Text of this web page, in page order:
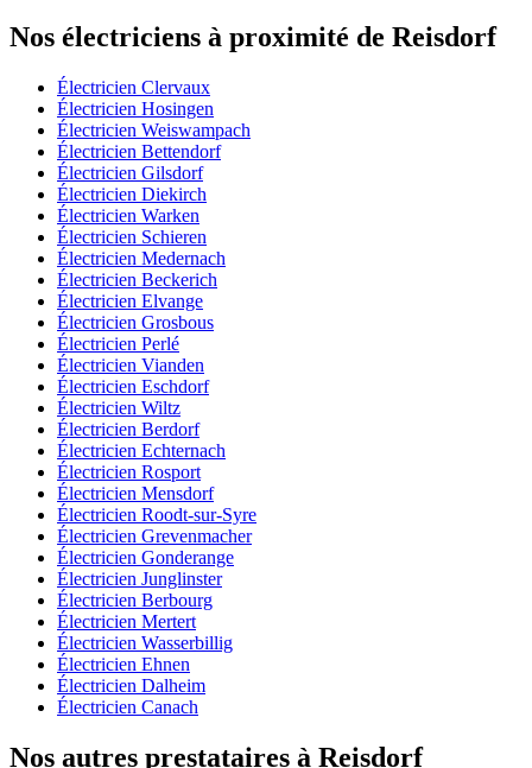
Nos électriciens à proximité de Reisdorf
Électricien Clervaux
Électricien Hosingen
Électricien Weiswampach
Électricien Bettendorf
Électricien Gilsdorf
Électricien Diekirch
Électricien Warken
Électricien Schieren
Électricien Medernach
Électricien Beckerich
Électricien Elvange
Électricien Grosbous
Électricien Perlé
Électricien Vianden
Électricien Eschdorf
Électricien Wiltz
Électricien Berdorf
Électricien Echternach
Électricien Rosport
Électricien Mensdorf
Électricien Roodt-sur-Syre
Électricien Grevenmacher
Électricien Gonderange
Électricien Junglinster
Électricien Berbourg
Électricien Mertert
Électricien Wasserbillig
Électricien Ehnen
Électricien Dalheim
Électricien Canach
Nos autres prestataires à Reisdorf